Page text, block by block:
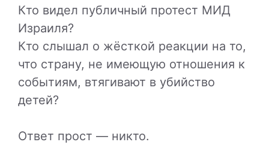
Кто видел публичный протест МИД
Израиля?
Кто слышал о жёсткой реакции на то,
что страну, не имеющую отношения к
событиям, втягивают в убийство
детей?
Ответ прост — никто.